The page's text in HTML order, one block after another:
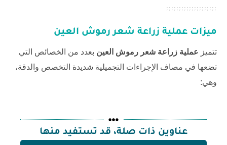
ميزات عملية زراعة شعر رموش العين
تتميز عملية زراعة شعر رموش العين بعدد من الخصائص التي
تضعها في مصاف الإجراءات التجميلية شديدة التخصص والدقة،
وهي:
عناوين ذات صلة، قد تستفيد منها